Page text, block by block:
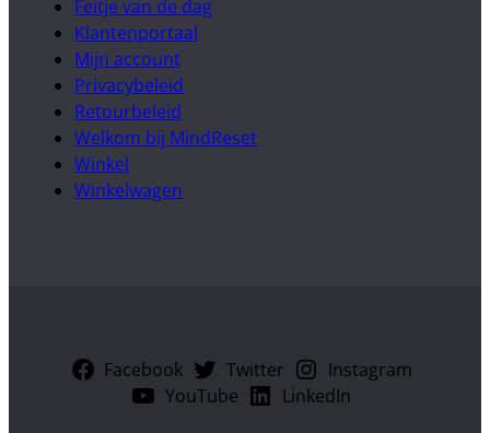
Feitje van de dag
Klantenportaal
Mijn account
Privacybeleid
Retourbeleid
Welkom bij MindReset
Winkel
Winkelwagen
Facebook Twitter
Instagram
YouTube
LinkedIn